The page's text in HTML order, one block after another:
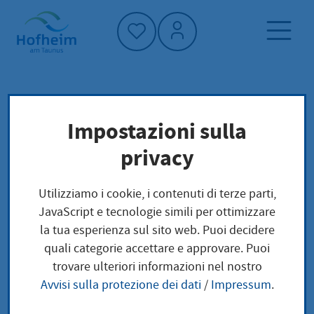
Home"
Pagina iniziale
Politica e amministrazione
vigili del fuoco
Wie werde ich gewarnt?
Wie werde ich
gewarnt?
Impostazioni sulla
privacy
Utilizziamo i cookie, i contenuti di terze parti,
JavaScript e tecnologie simili per ottimizzare
la tua esperienza sul sito web. Puoi decidere
quali categorie accettare e approvare. Puoi
trovare ulteriori informazioni nel nostro
Avvisi sulla protezione dei dati/ Impressum.